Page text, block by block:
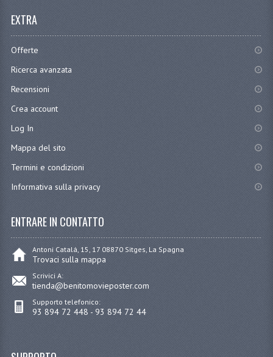
EXTRA
Offerte
Ricerca avanzata
Recensioni
Crea account
Log In
Mappa del sito
Termini e condizioni
Informativa sulla privacy
ENTRARE IN CONTATTO
Antoni Catalá, 15, 17 08870 Sitges, La Spagna
Trovaci sulla mappa
Scrivici A:
tienda@benitomovieposter.com
Supporto telefonico:
93 894 72 448 - 93 894 72 44